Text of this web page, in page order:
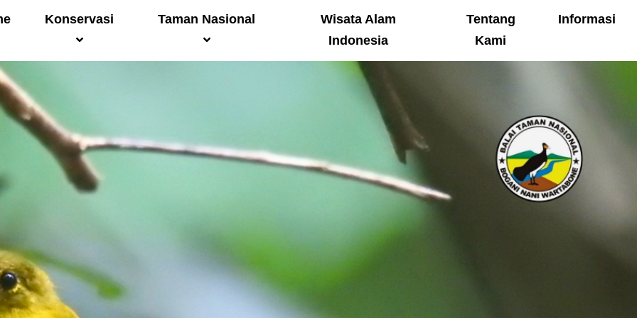
Konservasi Taman Nasional
Wisata Alam
Indonesia
Tentang
Kami
Informasi